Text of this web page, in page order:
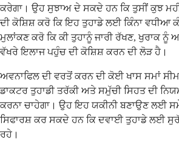
ਕਰੇਗਾ। ਉਹ ਸੁਝਾਅ ਦੇ ਸਕਦੇ ਹਨ ਕਿ ਤੁਸੀਂ ਕੁਝ
ਦੀ ਕੋਸ਼ਿਸ਼ ਕਰੋ ਕਿ ਇਹ ਤੁਹਾਡੇ ਲਈ ਕਿੰਨਾ ਵਧੀਆ
ਮੁਲਾਂਕਣ ਕਰੋ ਕਿ ਕੀ ਤੁਹਾਨੂੰ ਜਾਰੀ ਰੱਖਣ, ਖੁਰਾਕ
ਵੱਖਰੇ ਇਲਾਜ ਪਹੁੰਚ ਦੀ ਕੋਸ਼ਿਸ਼ ਕਰਨ ਦੀ ਲੋੜ ਹੈ।
ਅਵਨਾਫਿਲ ਦੀ ਵਰਤੋਂ ਕਰਨ ਦੀ ਕੋਈ ਖਾਸ ਸਮਾਂ
ਡਾਕਟਰ ਤੁਹਾਡੀ ਤਰੱਕੀ ਅਤੇ ਸਮੁੱਚੀ ਸਿਹਤ ਦੀ
ਕਰਨਾ ਚਾਹੇਗਾ। ਉਹ ਇਹ ਯਕੀਨੀ ਬਣਾਉਣ ਲਈ
ਸਿਫਾਰਸ਼ ਕਰ ਸਕਦੇ ਹਨ ਕਿ ਦਵਾਈ ਤੁਹਾਡੇ ਲਈ
ਰਹੇ।